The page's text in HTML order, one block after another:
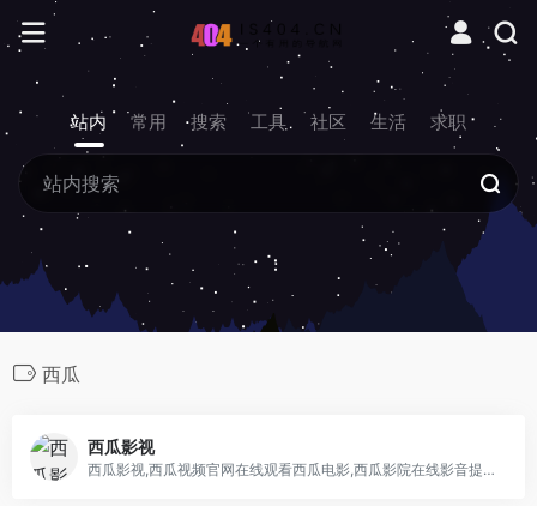
站内 常用 搜索 工具 社区 生活 求职
西瓜
西瓜影视
西瓜影视,西瓜视频官网在线观看西瓜电影,西瓜影院在线影音提供最新好看的电影电视剧,西瓜影音在线播放,西瓜影视大全高清版手机在线观看电影,西瓜网,西瓜电影网在线播放,手机电影网更新最快的电影网站。